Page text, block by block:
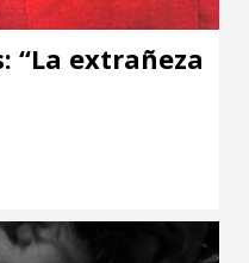
“La extrañeza